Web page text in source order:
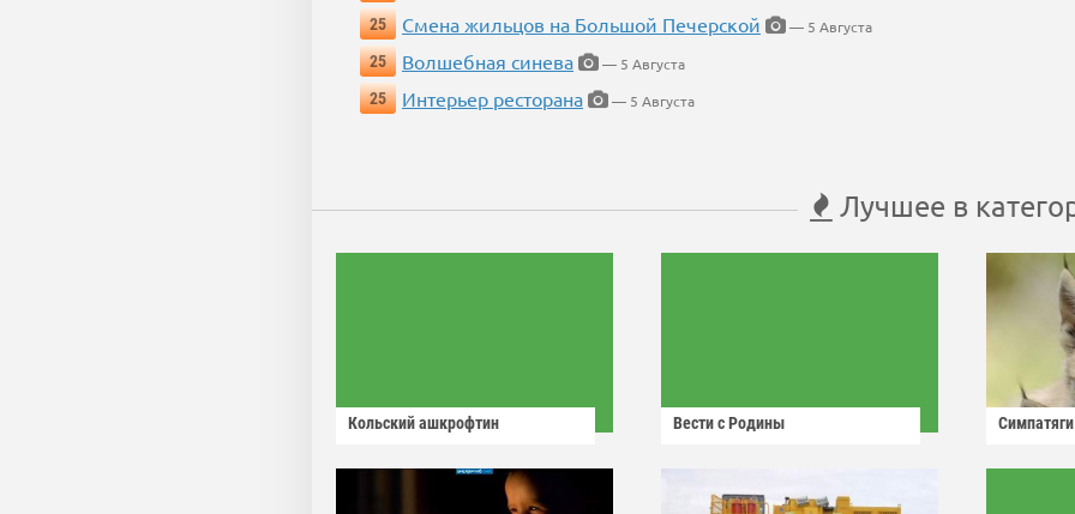
25
Смена жильцов на Большой Печерской
— 5 Августа
25
Волшебная синева
— 5 Августа
25
Интерьер ресторана — 5 Августа
Лучшее в
Кольский ашкрофтин Вести с Родины Симпатяги